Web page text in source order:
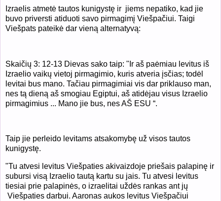
Izraelis atmetė tautos kunigystę ir jiems nepatiko, kad jie
buvo priversti atiduoti savo pirmagimį Viešpačiui. Taigi
Viešpats pateikė dar vieną alternatyvą:
Skaičių 3: 12-13 Dievas sako taip: "Ir aš paėmiau levitus iš
Izraelio vaikų vietoj pirmagimio, kuris atveria įsčias; todėl
levitai bus mano. Tačiau pirmagimiai vis dar priklauso man,
nes tą dieną aš smogiau Egiptui, aš atidėjau visus Izraelio
pirmagimius ... Mano jie bus, nes AŠ ESU “.
Taip jie perleido levitams atsakomybę už visos tautos
kunigystę.
"Tu atvesi levitus Viešpaties akivaizdoje priešais palapinę ir
subursi visą Izraelio tautą kartu su jais. Tu atvesi levitus
tiesiai prie palapinės, o izraelitai uždės rankas ant jų
Viešpaties darbui. Aaronas aukos levitus Viešpačiui